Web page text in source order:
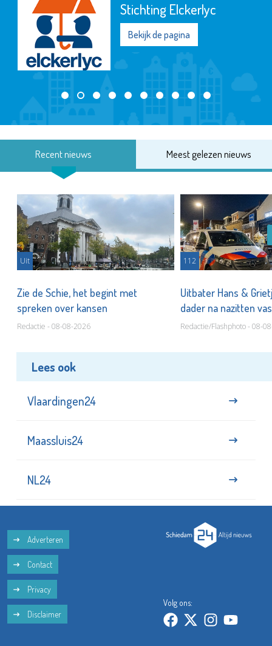
Stichting Elckerlyc
Bekijk de pagina
Recent nieuws Meest gelezen nieuws
Uit
Zie de Schie, het begint met
spreken over kansen
Redactie - 08-08-2026
112
Uitbater Hans &
dader na nazitten
Redactie/Flashphoto - 08-
Lees ook
Vlaardingen24
Maassluis24
NL24
Adverteren
Contact
Privacy
Disclaimer
Volg ons: